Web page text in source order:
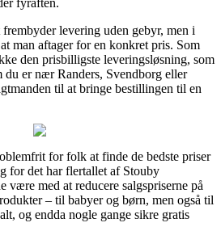
levering uden gebyr, men i
man aftager for en konkret pris. Som
den prisbilligste leveringsløsning, som
du er nær Randers, Svendborg eller
til at bringe bestillingen til en
for folk at finde de bedste priser
for det har flertallet af Stouby
være med at reducere salgspriserne på
– til babyer og børn, men også til
og endda nogle gange sikre gratis